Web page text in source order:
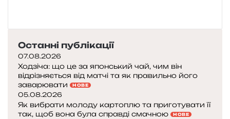
Останні публікації
07.08.2026
Ходзіча: що це за японський чай, чим він
відрізняється від матчі та як правильно його
заварювати
НОВЕ
05.08.2026
Як вибрати молоду картоплю та приготувати її
так, щоб вона була справді смачною
НОВЕ